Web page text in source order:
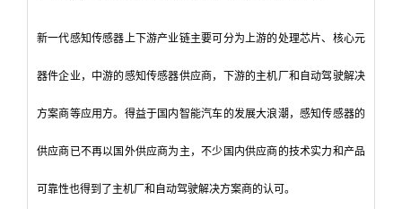
新一代感知传感器上下游产业链主要可分为上游的处理芯片、核心元
器件企业，中游的感知传感器供应商，下游的主机厂和自动驾驶解决
方案商等应用方。得益于国内智能汽车的发展大浪潮，感知传感器的
供应商已不再以国外供应商为主，不少国内供应商的技术实力和产品
可靠性也得到了主机厂和自动驾驶解决方案商的认可。